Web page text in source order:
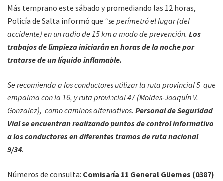
Más temprano este sábado y promediando las 12 horas,
Policía de Salta informó que “se perímetró el lugar (del
accidente) en un radio de 15 km a modo de prevención. Los
trabajos de limpieza iniciarán en horas de la noche por
tratarse de un líquido inflamable.
Se recomienda a los conductores utilizar la ruta provincial 5 que
empalma con la 16, y ruta provincial 47 (Moldes-Joaquín V.
Gonzalez), como caminos alternativos. Personal de Seguridad
Vial se encuentran realizando puntos de control informativo
a los conductores en diferentes tramos de ruta nacional
9/34.
Números de consulta: Comisaría 11 General Güemes (0387)